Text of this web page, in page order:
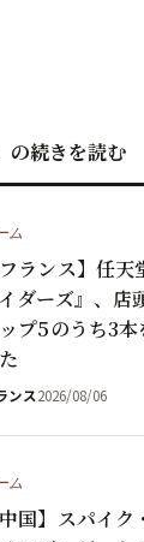
の続きを読む
ム
フランス】任
ダーズ』、店
プ5のうち3
ンス2026/08/06
ム
中国】スパイ